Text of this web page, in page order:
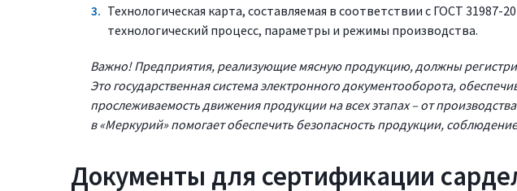
Технологическая карта, составляемая в соответствии с ГОСТ 31987-
технологический процесс, параметры и режимы производства.
Важно! Предприятия, реализующие мясную продукцию, должны
Это государственная система электронного документооборота,
прослеживаемость движения продукции на всех этапах – от
в «Меркурий» помогает обеспечить безопасность продукции,
Документы для сертификации